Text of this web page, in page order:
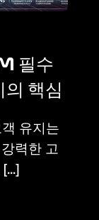
필수
핵심
유지는
력한 고